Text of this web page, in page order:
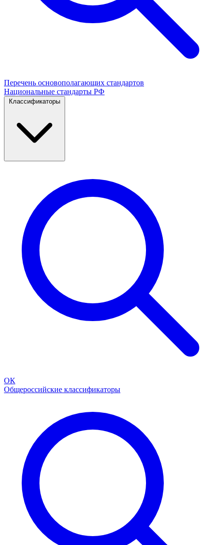
Перечень основополагающих стандартов
Национальные стандарты РФ
Классификаторы
ОК
Общероссийские классификаторы